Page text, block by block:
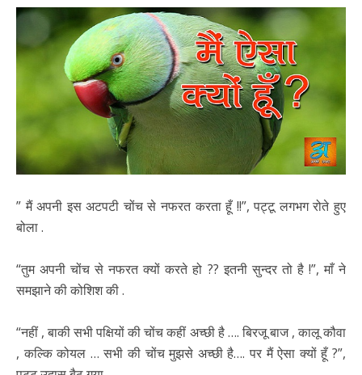
” मैं अपनी इस अटपटी चोंच से नफरत करता हूँ !!”, पट्टू लगभग रोते हुए
बोला .
“तुम अपनी चोंच से नफरत क्यों करते हो ?? इतनी सुन्दर तो है !”, माँ ने
समझाने की कोशिश की .
“नहीं , बाकी सभी पक्षियों की चोंच कहीं अच्छी है …. बिरजू बाज , कालू कौवा
, कल्कि कोयल … सभी की चोंच मुझसे अच्छी है…. पर मैं ऐसा क्यों हूँ ?”,